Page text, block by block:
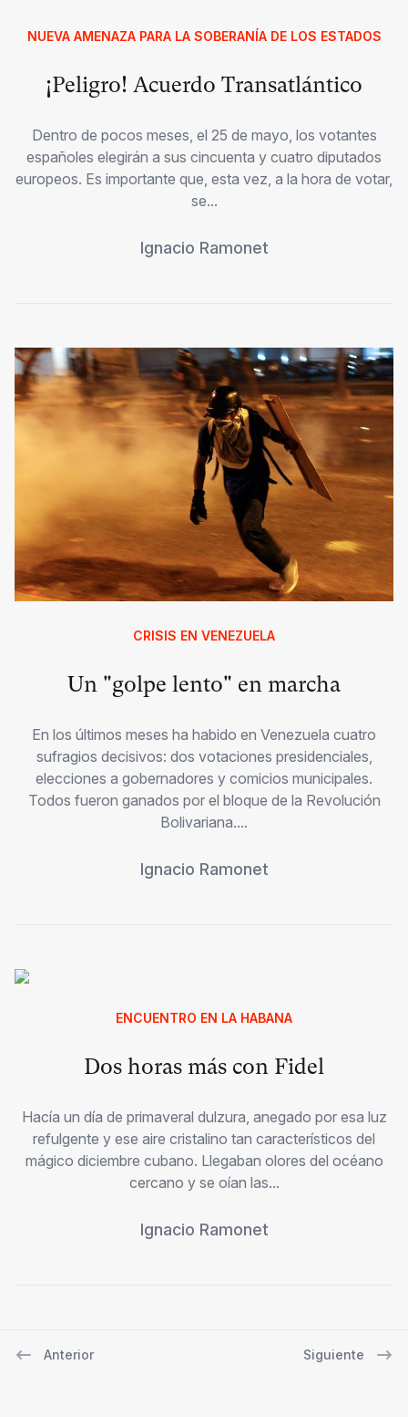
NUEVA AMENAZA PARA LA SOBERANÍA DE LOS ESTADOS
¡Peligro! Acuerdo Transatlántico
Dentro de pocos meses, el 25 de mayo, los votantes
españoles elegirán a sus cincuenta y cuatro diputados
europeos. Es importante que, esta vez, a la hora de votar,
se...
Ignacio Ramonet
CRISIS EN VENEZUELA
Un "golpe lento" en marcha
En los últimos meses ha habido en Venezuela cuatro
sufragios decisivos: dos votaciones presidenciales,
elecciones a gobernadores y comicios municipales.
Todos fueron ganados por el bloque de la Revolución
Bolivariana....
Ignacio Ramonet
ENCUENTRO EN LA HABANA
Dos horas más con Fidel
Hacía un día de primaveral dulzura, anegado por esa luz
refulgente y ese aire cristalino tan característicos del
mágico diciembre cubano. Llegaban olores del océano
cercano y se oían las...
Ignacio Ramonet
Navegación de entradas
Anterior Siguiente